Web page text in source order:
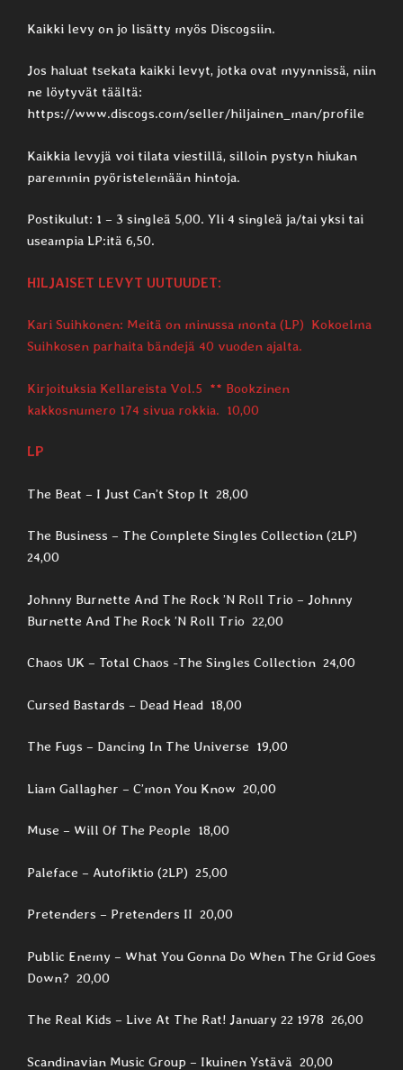
Kaikki levy on jo lisätty myös Discogsiin.
Jos haluat tsekata kaikki levyt, jotka ovat myynnissä, niin
ne löytyvät täältä:
https://www.discogs.com/seller/hiljainen_man/profile
Kaikkia levyjä voi tilata viestillä, silloin pystyn hiukan
paremmin pyöristelemään hintoja.
Postikulut: 1 – 3 singleä 5,00. Yli 4 singleä ja/tai yksi tai
useampia LP:itä 6,50.
HILJAISET LEVYT UUTUUDET:
Kari Suihkonen: Meitä on minussa monta (LP) Kokoelma
Suihkosen parhaita bändejä 40 vuoden ajalta.
Kirjoituksia Kellareista Vol.5 ** Bookzinen
kakkosnumero 174 sivua rokkia. 10,00
LP
The Beat – I Just Can’t Stop It 28,00
The Business – The Complete Singles Collection (2LP)
24,00
Johnny Burnette And The Rock ’N Roll Trio – Johnny
Burnette And The Rock ’N Roll Trio 22,00
Chaos UK – Total Chaos -The Singles Collection 24,00
Cursed Bastards – Dead Head 18,00
The Fugs – Dancing In The Universe 19,00
Liam Gallagher – C’mon You Know 20,00
Muse – Will Of The People 18,00
Paleface – Autofiktio (2LP) 25,00
Pretenders – Pretenders II 20,00
Public Enemy – What You Gonna Do When The Grid Goes
Down? 20,00
The Real Kids – Live At The Rat! January 22 1978 26,00
Scandinavian Music Group ‎– Ikuinen Ystävä 20,00